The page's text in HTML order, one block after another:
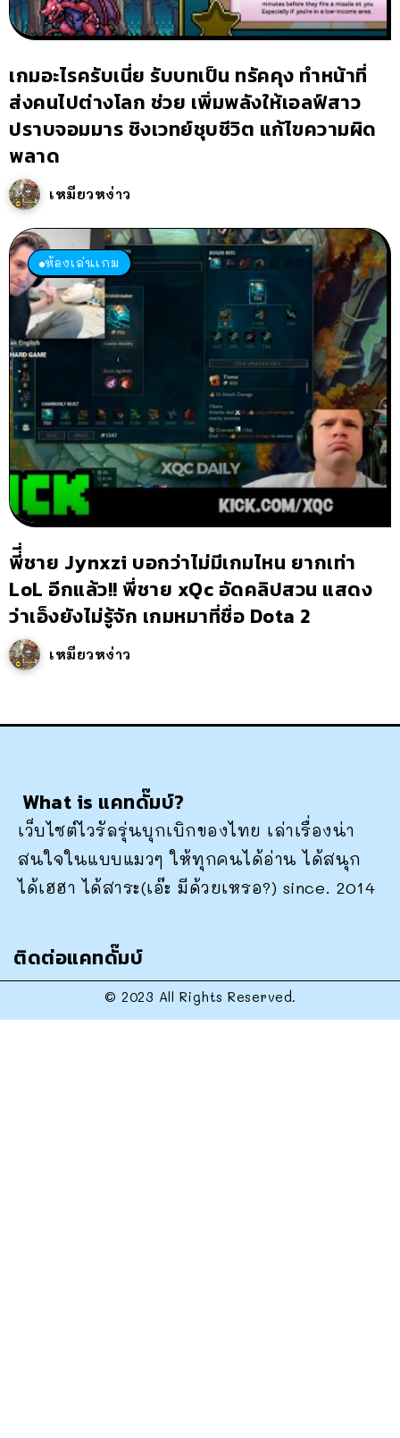
เกมอะไรครับเนี่ย รับบทเป็น ทรัคคุง ทำหน้าที่
ส่งคนไปต่างโลก ช่วย เพิ่มพลังให้เอลฟ์สาว
ปราบจอมมาร ชิงเวทย์ชุบชีวิต แก้ไขความผิด
พลาด
เหมียวหง่าว
ห้องเล่นเกม
พี่ี่ชาย Jynxzi บอกว่าไม่มีเกมไหน ยากเท่า
LoL อีกแล้ว!! พี่ชาย xQc อัดคลิปสวน แสดง
ว่าเอ็งยังไม่รู้จัก เกมหมาที่ชื่อ Dota 2
เหมียวหง่าว
What is แคทดั๊มบ์?
เว็บไซต์ไวรัลรุ่นบุกเบิกของไทย เล่าเรื่องน่า
สนใจในแบบแมวๆ ให้ทุกคนได้อ่าน ได้สนุก
ได้เฮฮา ได้สาระ(เอ๊ะ มีด้วยเหรอ?) since. 2014
ติดต่อแคทดั๊มบ์
© 2023 All Rights Reserved.